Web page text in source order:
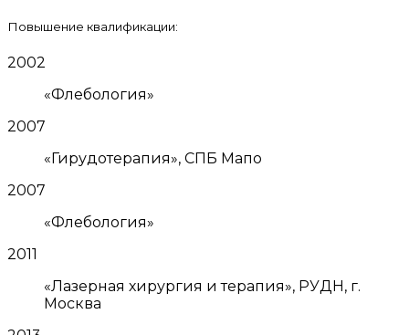
Повышение квалификации:
2002
«Флебология»
2007
«Гирудотерапия», СПБ Мапо
2007
«Флебология»
2011
«Лазерная хирургия и терапия», РУДН, г.
Москва